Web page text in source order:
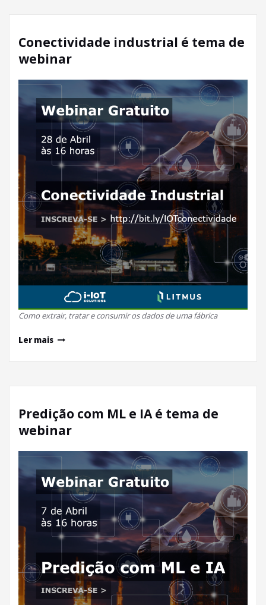
Conectividade industrial é tema de
webinar
Como extrair, tratar e consumir os dados de uma fábrica
Ler mais
Predição com ML e IA é tema de
webinar